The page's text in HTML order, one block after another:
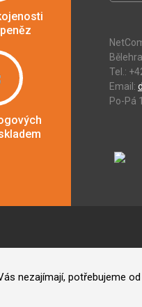
Tel.:
Email:
Po-Pá
nezajímají, potřebujeme